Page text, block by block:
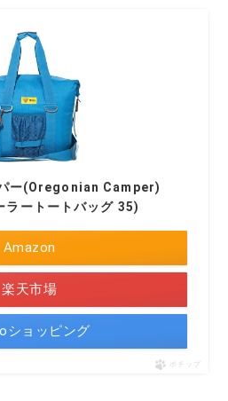
ー(Oregonian Camper)
ートートバッグ 35)
Amazon
楽天市場
ショッピング
ポチップ